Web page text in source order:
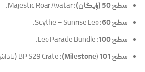
سطح 50 (رایگان):
سطح 60:
سطح 100:
سطح 101 (Milestone):